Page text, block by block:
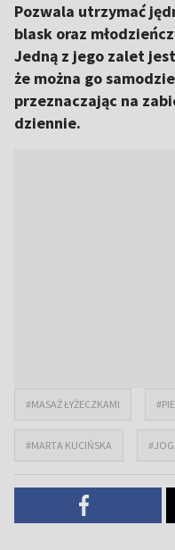
Pozwala utrzymać
blask oraz
Jedną z jego zalet
że można go
przeznaczając na
dziennie.
#MASAŻ ŁYŻECZKAMI
#MARTA KUCIŃSKA